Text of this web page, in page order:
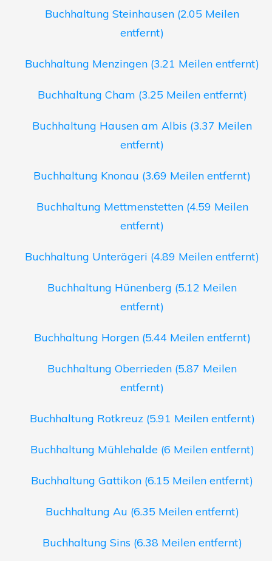
Buchhaltung Steinhausen (2.05 Meilen
entfernt)
Buchhaltung Menzingen (3.21 Meilen entfernt)
Buchhaltung Cham (3.25 Meilen entfernt)
Buchhaltung Hausen am Albis (3.37 Meilen
entfernt)
Buchhaltung Knonau (3.69 Meilen entfernt)
Buchhaltung Mettmenstetten (4.59 Meilen
entfernt)
Buchhaltung Unterägeri (4.89 Meilen entfernt)
Buchhaltung Hünenberg (5.12 Meilen
entfernt)
Buchhaltung Horgen (5.44 Meilen entfernt)
Buchhaltung Oberrieden (5.87 Meilen
entfernt)
Buchhaltung Rotkreuz (5.91 Meilen entfernt)
Buchhaltung Mühlehalde (6 Meilen entfernt)
Buchhaltung Gattikon (6.15 Meilen entfernt)
Buchhaltung Au (6.35 Meilen entfernt)
Buchhaltung Sins (6.38 Meilen entfernt)